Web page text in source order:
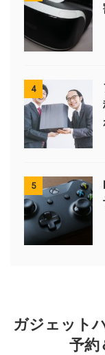
4
5
ガジェット
予約